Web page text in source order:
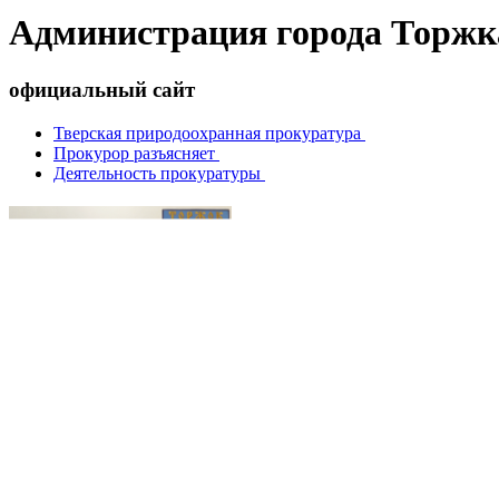
Администрация города
официальный сайт
Тверская природоохранная прокуратура
Прокурор разъясняет
Деятельность прокуратуры